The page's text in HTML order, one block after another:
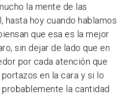
la mente de las
hasta hoy cuando hablamos
que esa es la mejor
sin dejar de lado que en
por cada atención que
en la cara y si lo
la cantidad